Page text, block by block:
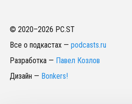
© 2020–2026 PC.ST
Все о подкастах — podcasts.ru
Разработка — Павел Козлов
Дизайн — Bonkers!